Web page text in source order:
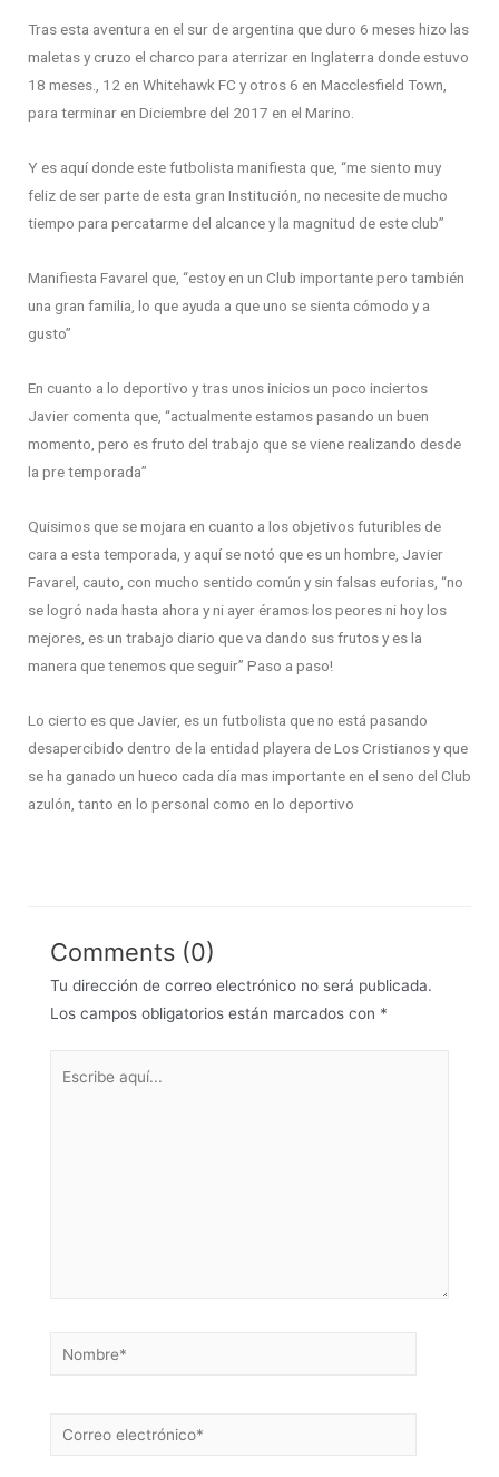
Tras esta aventura en el sur de argentina que duro 6 meses hizo las
maletas y cruzo el charco para aterrizar en Inglaterra donde estuvo
18 meses., 12 en Whitehawk FC y otros 6 en Macclesfield Town,
para terminar en Diciembre del 2017 en el Marino.
Y es aquí donde este futbolista manifiesta que, “me siento muy
feliz de ser parte de esta gran Institución, no necesite de mucho
tiempo para percatarme del alcance y la magnitud de este club”
Manifiesta Favarel que, “estoy en un Club importante pero también
una gran familia, lo que ayuda a que uno se sienta cómodo y a
gusto”
En cuanto a lo deportivo y tras unos inicios un poco inciertos
Javier comenta que, “actualmente estamos pasando un buen
momento, pero es fruto del trabajo que se viene realizando desde
la pre temporada”
Quisimos que se mojara en cuanto a los objetivos futuribles de
cara a esta temporada, y aquí se notó que es un hombre, Javier
Favarel, cauto, con mucho sentido común y sin falsas euforias, “no
se logró nada hasta ahora y ni ayer éramos los peores ni hoy los
mejores, es un trabajo diario que va dando sus frutos y es la
manera que tenemos que seguir” Paso a paso!
Lo cierto es que Javier, es un futbolista que no está pasando
desapercibido dentro de la entidad playera de Los Cristianos y que
se ha ganado un hueco cada día mas importante en el seno del Club
azulón, tanto en lo personal como en lo deportivo
Comments (0)
Tu dirección de correo electrónico no será publicada.
Los campos obligatorios están marcados con *